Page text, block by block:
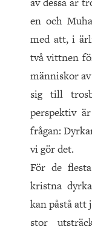
en och
med att, i
två vittnen
människor
sig till
perspektiv
frågan:
vi gör det.
För de
kristna
kan påstå att
stor